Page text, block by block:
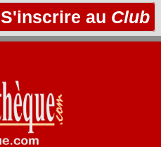
S'inscrire au Club